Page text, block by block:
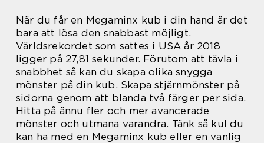
När du får en Megaminx kub i din hand är det
bara att lösa den snabbast möjligt.
Världsrekordet som sattes i USA år 2018
ligger på 27,81 sekunder. Förutom att tävla i
snabbhet så kan du skapa olika snygga
mönster på din kub. Skapa stjärnmönster på
sidorna genom att blanda två färger per sida.
Hitta på ännu fler och mer avancerade
mönster och utmana varandra. Tänk så kul du
kan ha med en Megaminx kub eller en vanlig